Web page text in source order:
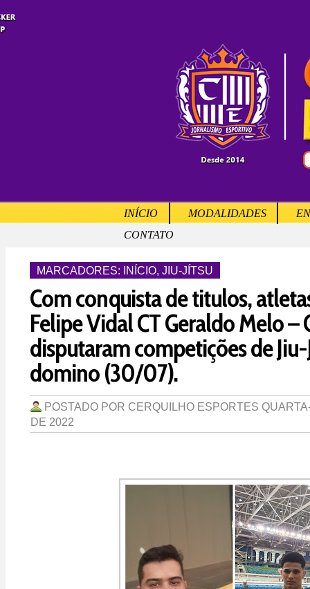
INÍCIO MODALIDADES
CONTATO
MARCADORES: INÍCIO, JIU-JÍTSU
Com conquista de titulos,
Felipe Vidal CT Geraldo Melo –
disputaram competições de
domino (30/07).
POSTADO POR CERQUILHO ESPORTES
DE 2022